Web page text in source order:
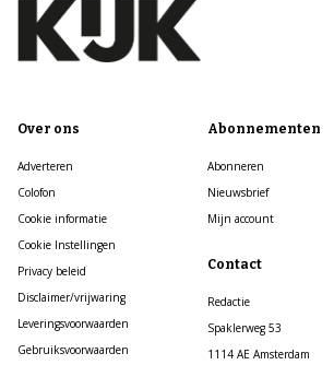
Over ons
Adverteren
Colofon
Cookie informatie
Cookie Instellingen
Privacy beleid
Disclaimer/vrijwaring
Leveringsvoorwaarden
Gebruiksvoorwaarden
Abonnementen
Abonneren
Nieuwsbrief
Mijn account
Contact
Redactie
Spaklerweg 53
1114 AE Amsterdam